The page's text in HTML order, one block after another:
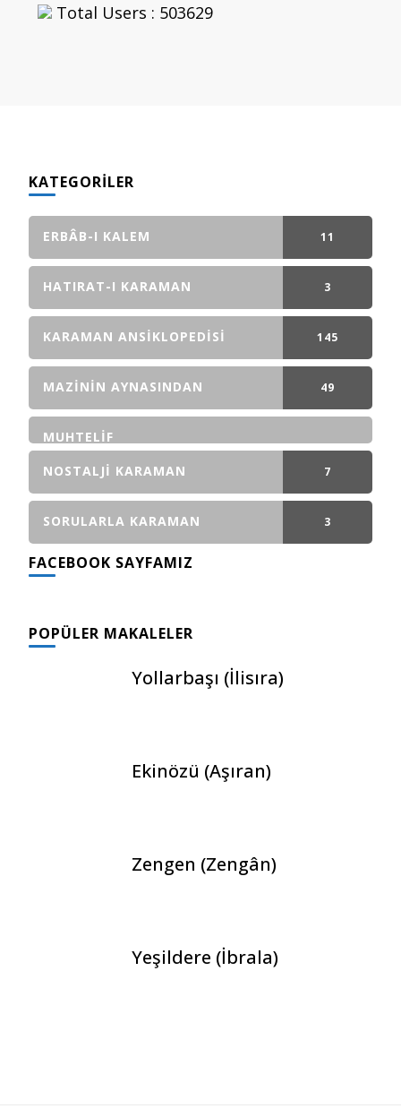
Total Users : 503629
KATEGORILER
ERBÂB-I KALEM 11
GÖNDERI(LER)
HATIRAT-I KARAMAN 3
GÖNDERI(LER)
KARAMAN ANSIKLOPEDISI 145
GÖNDERI(LER)
MAZININ AYNASINDAN 49
MUHTELIF
NOSTALJI KARAMAN
7
GÖNDERI(LER)
SORULARLA KARAMAN 3
FACEBOOK SAYFAMIZ
POPÜLER MAKALELER
Yollarbaşı (İlisıra)
Ekinözü (Aşıran)
Zengen (Zengân)
Yeşildere (İbrala)